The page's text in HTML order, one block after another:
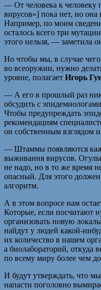
— От человека к человеку
вирусов»] пока нет, но
Например, по моим
осталось всего три
этого нельзя, — заметила
Но чтобы мы, в случае
во всеоружии, нужно
уровне, полагает Игорь
— А его в прошлый раз
обсудить с
Чтобы предупреждать
рекомендациям
он собственным взглядом
— Штаммы появляются
выживания вирусов.
не надо, но в то же время
опасный. Для этого
алгоритм.
А в этом вопросе нам
Которые, если посчитают
организовать новую
найдут у людей какой-
их количество в нашем
а биолабораторий, откуда
по всему миру более чем
И будут утверждать, что
напасти поголовно